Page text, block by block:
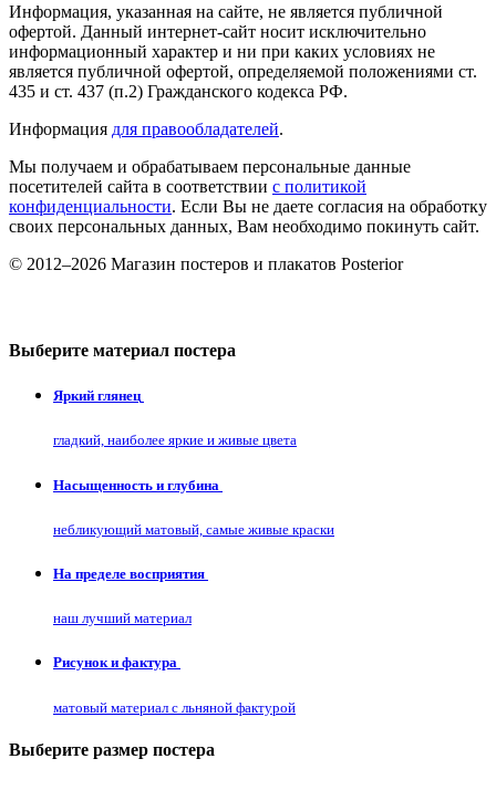
Информация, указанная на сайте, не является публичной
офертой. Данный интернет-сайт носит исключительно
информационный характер и ни при каких условиях не
является публичной офертой, определяемой положениями ст.
435 и ст. 437 (п.2) Гражданского кодекса РФ.
Информация для правообладателей.
Мы получаем и обрабатываем персональные данные
посетителей сайта в соответствии с политикой
конфиденциальности. Если Вы не даете согласия на обработку
своих персональных данных, Вам необходимо покинуть сайт.
© 2012–2026 Магазин постеров и плакатов Posterior
Выберите материал постера
Яркий глянец
гладкий, наиболее яркие и живые цвета
Насыщенность и глубина
небликующий матовый, самые живые краски
На пределе восприятия
наш лучший материал
Рисунок и фактура
матовый материал с льняной фактурой
Выберите размер постера